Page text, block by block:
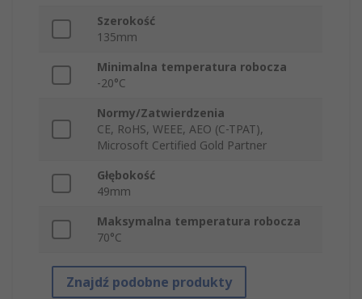
Szerokość
135mm
Minimalna temperatura robocza
-20°C
Normy/Zatwierdzenia
CE, RoHS, WEEE, AEO (C-TPAT),
Microsoft Certified Gold Partner
Głębokość
49mm
Maksymalna temperatura robocza
70°C
Znajdź podobne produkty